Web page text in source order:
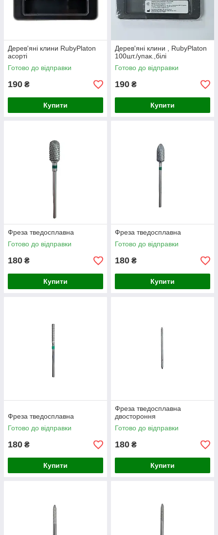
Дерев'яні клини RubyPlaton
асорті
Готово до відправки
190 ₴
Купити
Дерев'яні клини , RubyPlaton
100шт./упак.,білі
Готово до відправки
190 ₴
Купити
Фреза тведосплавна
Готово до відправки
180 ₴
Купити
Фреза тведосплавна
Готово до відправки
180 ₴
Купити
Фреза тведосплавна
Готово до відправки
180 ₴
Купити
Фреза тведосплавна
двостороння
Готово до відправки
180 ₴
Купити